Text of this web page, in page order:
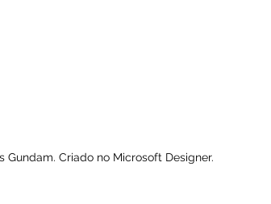
Gundam. Criado no Microsoft Designer.